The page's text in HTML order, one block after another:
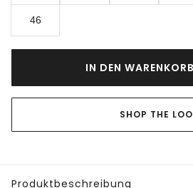
46
IN DEN WARENKORB
SHOP THE
Produktbeschreibung